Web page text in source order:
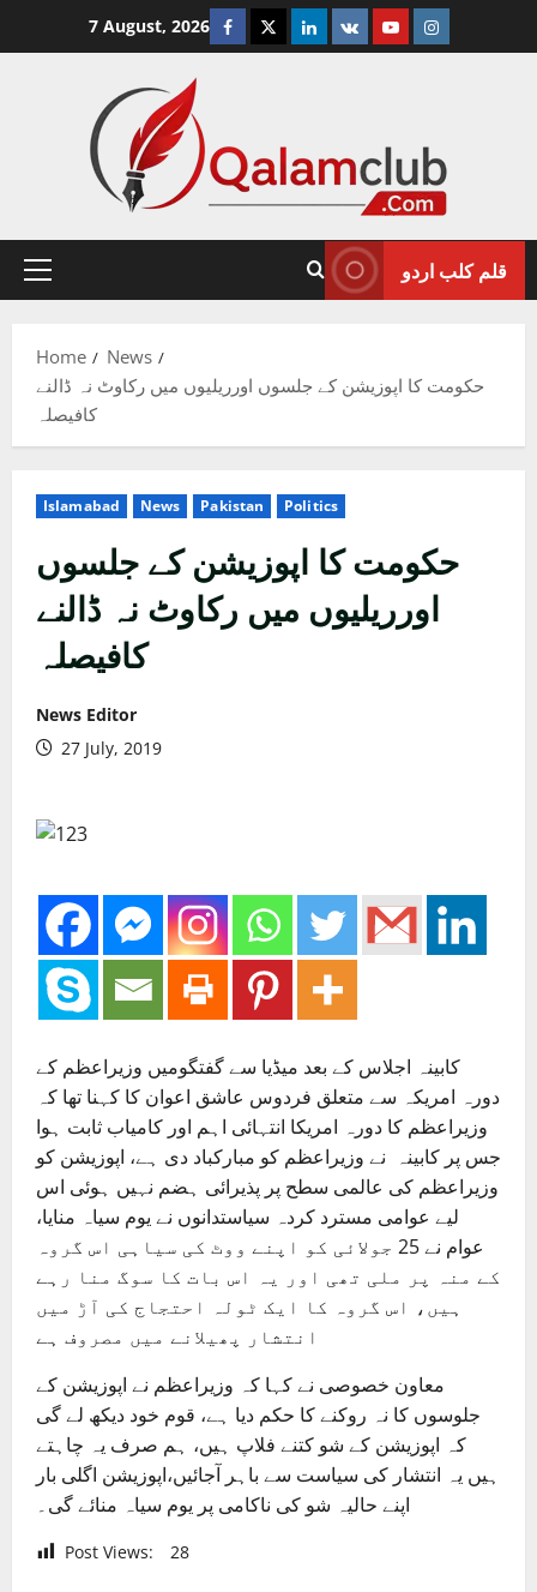
7 August, 2026 Facebook
TwitterLinkedin
VK YoutubeInstagram
Primary
قلم کلب اردو
Home
News
حکومت کا اپوزیشن کے جلسوں اورریلیوں میں رکاوٹ نہ ڈالنے
کافیصلہ
Islamabad News Pakistan Politics
حکومت کا اپوزیشن کے جلسوں
اورریلیوں میں رکاوٹ نہ ڈالنے
کافیصلہ
News Editor
27 July, 2019
کابینہ اجلاس کے بعد میڈیا سے گفتگومیں وزیراعظم کے
دورہ امریکہ سے متعلق فردوس عاشق اعوان کا کہنا تھا کہ
وزیراعظم کا دورہ امریکا انتہائی اہم اور کامیاب ثابت ہوا
جس پر کابینہ نے وزیراعظم کو مبارکباد دی ہے، اپوزیشن کو
وزیراعظم کی عالمی سطح پر پذیرائی ہضم نہیں ہوئی اس
لیے عوامی مسترد کردہ سیاستدانوں نے یوم سیاہ منایا،
عوام نے 25 جولائی کو اپنے ووٹ کی سیاہی اس گروہ
کے منہ پر ملی تھی اور یہ اس بات کا سوگ منا رہے
ہیں، اس گروہ کا ایک ٹولہ احتجاج کی آڑ میں
انتشار پھیلانے میں مصروف ہے
معاون خصوصی نے کہا کہ وزیراعظم نے اپوزیشن کے
جلوسوں کا نہ روکنے کا حکم دیا ہے، قوم خود دیکھ لے گی
کہ اپوزیشن کے شو کتنے فلاپ ہیں، ہم صرف یہ چاہتے
ہیں یہ انتشار کی سیاست سے باہر آجائیں،اپوزیشن اگلی بار
اپنے حالیہ شو کی ناکامی پر یوم سیاہ منائے گی۔
Post Views: 28